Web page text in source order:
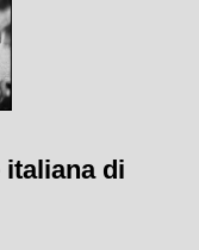
italiana di